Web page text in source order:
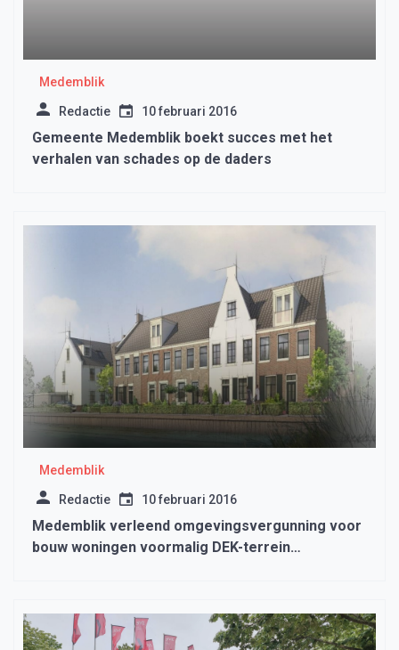
Medemblik
Redactie 10 februari 2016
Gemeente Medemblik boekt succes met het
verhalen van schades op de daders
Medemblik
Redactie 10 februari 2016
Medemblik verleend omgevingsvergunning voor
bouw woningen voormalig DEK-terrein